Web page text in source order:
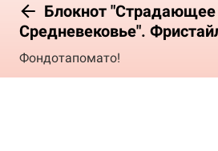
Блокнот "Страдающее
Средневековье".
Фондотапомато!